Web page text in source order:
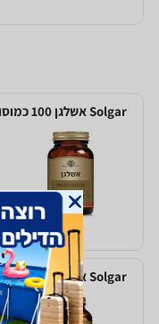
Solgar אשלגן 100 כמוסות
Solgar אומגה 3 950 100 כמוסות